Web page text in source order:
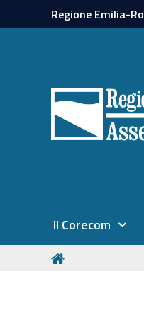
Regione Emilia-
Il Corecom